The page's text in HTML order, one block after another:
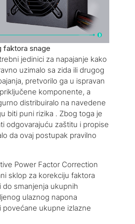
faktora snage
jedinici za napajanje kako
uzimalo sa zida ili drugog
pretvorilo ga u ispravan
komponente, a
distribuiralo na navedene
biti puni rizika . Zbog toga je
odgovarajuću zaštitu i propise
da ovaj postupak pravilno
Power Factor Correction
sklop za korekciju faktora
smanjenja ukupnih
ulaznog napona
povećane ukupne izlazne